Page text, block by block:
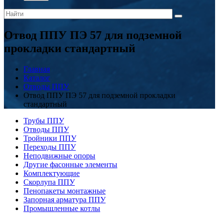
Отвод ППУ ПЭ 57 для подземной
прокладки стандартный
Главная
Каталог
Отводы ППУ
Отвод ППУ ПЭ 57 для подземной прокладки
стандартный
Трубы ППУ
Отводы ППУ
Тройники ППУ
Переходы ППУ
Неподвижные опоры
Другие фасонные элементы
Комплектующие
Скорлупа ППУ
Пенопакеты монтажные
Запорная арматура ППУ
Промышленные котлы